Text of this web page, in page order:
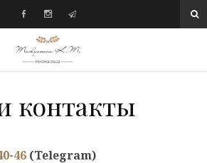
контакты
46 (Telegram)